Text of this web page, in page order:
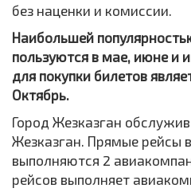
без наценки и комиссии.
Наибольшей
пользуются в мае, июне и
для покупки билетов
Октябрь.
Город Жезказган
Жезказган. Прямые рейсы
выполняются 2
рейсов выполняет